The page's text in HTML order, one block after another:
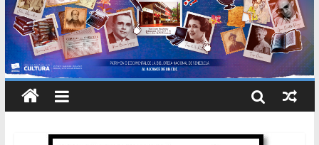
Catálogo temático de obras de Modesta Bor